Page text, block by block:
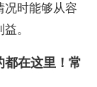
况时能够从容
。
都在这里！常